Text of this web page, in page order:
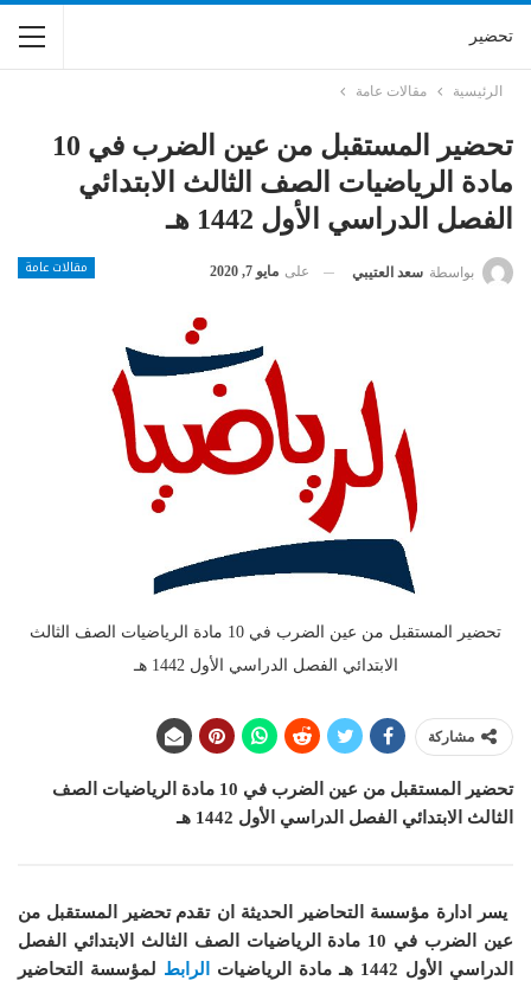
تحضير
الرئيسية مقالات عامة
تحضير المستقبل من عين الضرب في 10
مادة الرياضيات الصف الثالث الابتدائي
الفصل الدراسي الأول 1442 هـ
مقالات عامة بواسطة سعد العتيبي على مايو 7, 2020
تحضير المستقبل من عين الضرب في 10 مادة الرياضيات الصف الثالث
الابتدائي الفصل الدراسي الأول 1442 هـ
مشاركة
تحضير المستقبل من عين الضرب في 10 مادة الرياضيات الصف
الثالث الابتدائي الفصل الدراسي الأول 1442 هـ
يسر ادارة مؤسسة التحاضير الحديثة ان تقدم تحضير المستقبل من
عين الضرب في 10 مادة الرياضيات الصف الثالث الابتدائي الفصل
الدراسي الأول 1442 هـ
مادة الرياضيات الرابط لمؤسسة التحاضير